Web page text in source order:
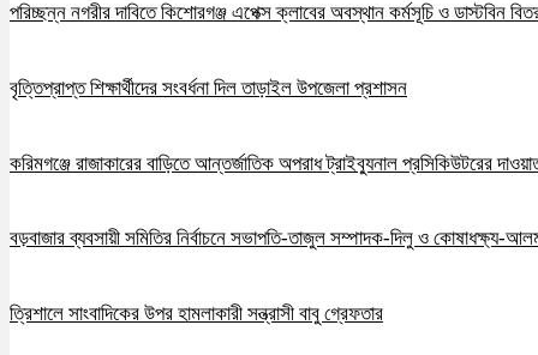
পরিচ্ছন্ন নগরীর দাবিতে কিশোরগঞ্জ এপেক্স ক্লাবের অবস্থান কর্মসূচি ও ডাস্টবিন
বৃত্তিপ্রাপ্ত শিক্ষার্থীদের সংবর্ধনা দিল তাড়াইল উপজেলা প্রশাসন
করিমগঞ্জে রাজাকারের বাড়িতে আন্তর্জাতিক অপরাধ ট্রাইব্যুনাল প্রসিকিউটরের
বড়বাজার ব্যবসায়ী সমিতির নির্বাচনে সভাপতি-তাজুল সম্পাদক-দিলু ও কোষাধক্ষ্য-
ত্রিশালে সাংবাদিকের উপর হামলাকারী সন্ত্রাসী বাবু গ্রেফতার